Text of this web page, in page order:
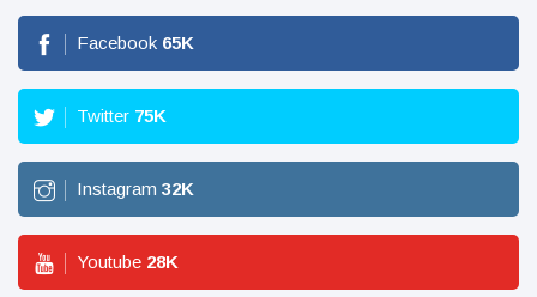
Facebook 65K
Twitter 75K
Instagram 32K
Youtube 28K